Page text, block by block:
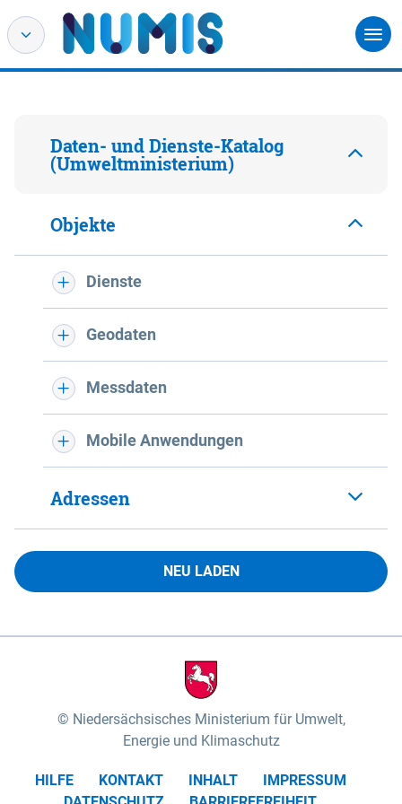
Daten- und Dienste-Katalog
(Umweltministerium)
Objekte
Dienste
Geodaten
Messdaten
Mobile Anwendungen
Adressen
NEU LADEN
Niedersächsisches Ministerium für Umwelt,
Energie und Klimaschutz
HILFE KONTAKT INHALT
IMPRESSUM